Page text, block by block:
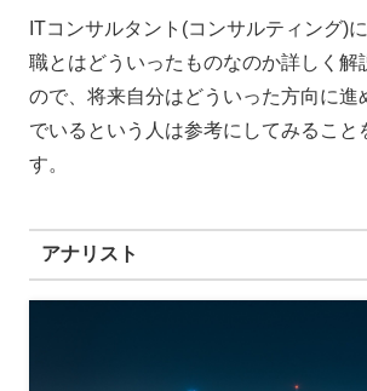
ITコンサルタント(コンサルティング)
職とはどういったものなのか詳しく解
ので、将来自分はどういった方向に進
でいるという人は参考にしてみること
す。
アナリスト